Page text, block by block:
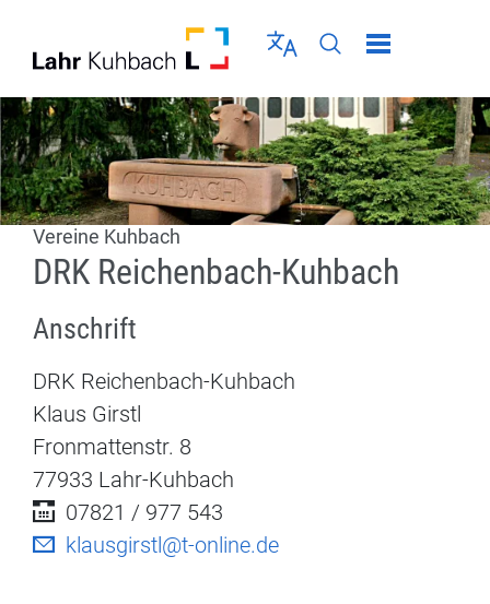
Sprache wählen
Seiten-Suche
Menü schließen
Vereine Kuhbach
DRK Reichenbach-Kuhbach
Anschrift
DRK Reichenbach-Kuhbach
Klaus Girstl
Fronmattenstr. 8
77933 Lahr-Kuhbach
07821 / 977 543
klausgirstl@t-online.de